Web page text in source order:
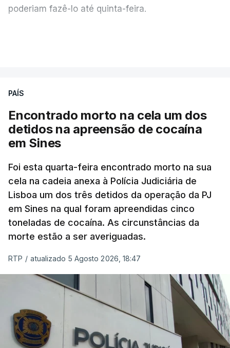
poderiam fazê-lo até quinta-feira.
No domingo, estavam concluídos cerca de 50 por
cento dos mais de 20 mil pedidos de reapreciação,
mas Cristina Mota, porta-voz da Missão Escola
Pública, tem dúvidas de que o processo esteja
"Durante o fim de semana e nos últimos dias,
apercebamo-nos que ainda estão a ser
convocados professores para reapreciações"
disse a professora à agência Lusa."Será
praticamente impossível termos a totalidade
Segundo os docentes, o processo de reapreciação
está a enfrentar vários constrangimentos. Há
casos em que faltam os modelos preenchidos
pelos alunos com a alegação justificativa para o
pedido de reapreciação, ou os documentos que os
PAÍS
Encontrado morto na cela um dos
detidos na apreensão de cocaína
em Sines
Foi esta quarta-feira encontrado morto na sua
cela na cadeia anexa à Polícia Judiciária de
Lisboa um dos três detidos da operação da PJ
em Sines na qual foram apreendidas cinco
toneladas de cocaína. As circunstâncias da
morte estão a ser averiguadas.
RTP / atualizado 5 Agosto 2026, 18:47